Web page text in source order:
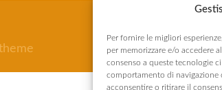
Per fornire le migliori
per memorizzare e/o accedere
consenso a queste tecnologie
comportamento di navigazione
acconsentire o ritirare il